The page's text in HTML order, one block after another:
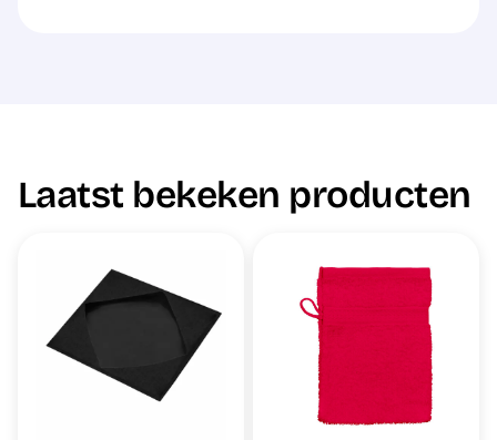
Laatst bekeken producten